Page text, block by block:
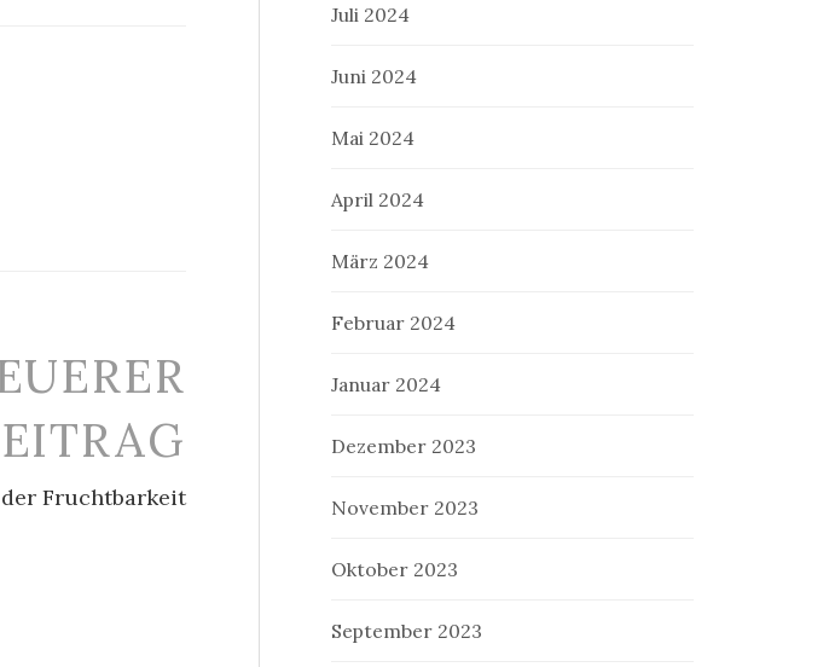
Fruchtbarkeit
Juli 2024
Juni 2024
Mai 2024
April 2024
März 2024
Februar 2024
Januar 2024
Dezember 2023
November 2023
Oktober 2023
September 2023